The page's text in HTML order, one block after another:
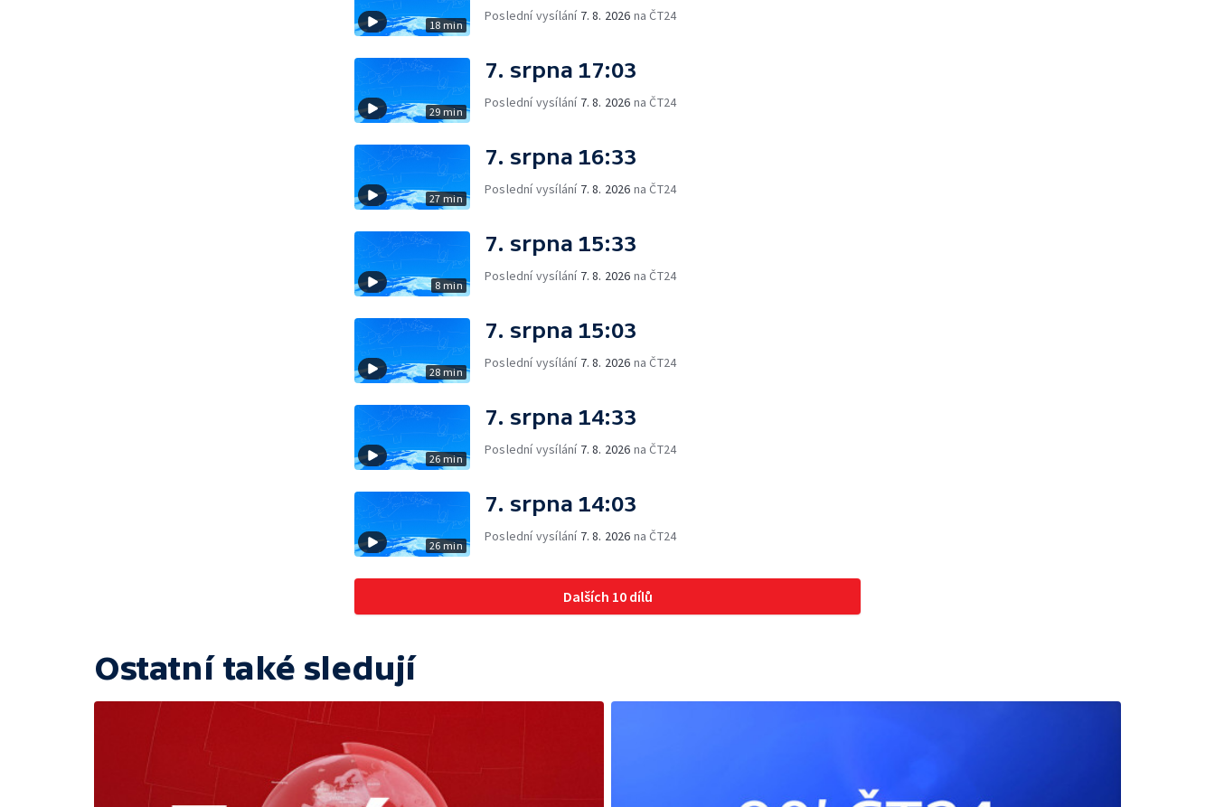
18 min
Poslední vysílání 7. 8. 2026 na ČT24
29 min
7. srpna 17:03
Poslední vysílání 7. 8. 2026 na ČT24
27 min
7. srpna 16:33
Poslední vysílání 7. 8. 2026 na ČT24
8 min
7. srpna 15:33
Poslední vysílání 7. 8. 2026 na ČT24
28 min
7. srpna 15:03
Poslední vysílání 7. 8. 2026 na ČT24
26 min
7. srpna 14:33
Poslední vysílání 7. 8. 2026 na ČT24
26 min
7. srpna 14:03
Poslední vysílání 7. 8. 2026 na ČT24
Dalších 10 dílů
Ostatní také sledují